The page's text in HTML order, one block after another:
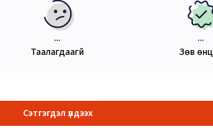
...
Таалагдаагүй
...
Зөв
Сэтгэгдэл үлдээх